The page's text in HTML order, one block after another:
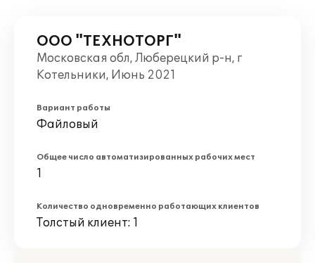
ООО "ТЕХНОТОРГ"
Московская обл, Люберецкий р-н, г
Котельники, Июнь 2021
Вариант работы
Файловый
Общее число автоматизированных рабочих мест
1
Количество одновременно работающих клиентов
Толстый клиент: 1